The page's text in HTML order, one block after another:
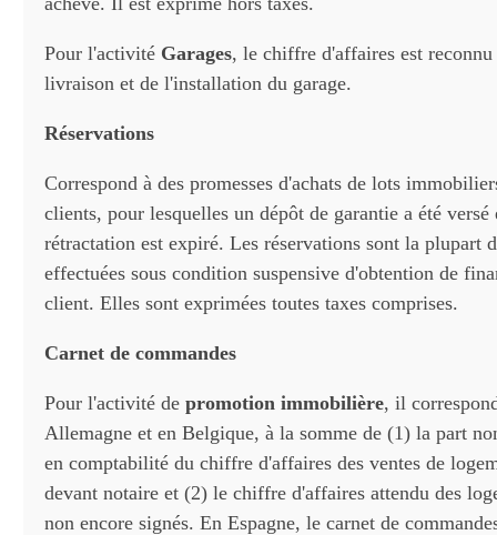
Pour l'activité Garages, le chiffre d'affaires est
livraison et de l'installation du garage.
Réservations
Correspond à des promesses d'achats de lots
clients, pour lesquelles un dépôt de garantie a été versé
rétractation est expiré. Les réservations sont la plupart
effectuées sous condition suspensive d'obtention de
client. Elles sont exprimées toutes taxes comprises.
Carnet de commandes
Pour l'activité de promotion immobilière, il
Allemagne et en Belgique, à la somme de (1) la part
en comptabilité du chiffre d'affaires des ventes de
devant notaire et (2) le chiffre d'affaires attendu des
non encore signés. En Espagne, le carnet de